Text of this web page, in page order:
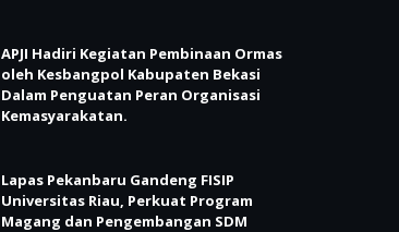
APJI Hadiri Kegiatan Pembinaan Ormas
oleh Kesbangpol Kabupaten Bekasi
Dalam Penguatan Peran Organisasi
Kemasyarakatan.
Lapas Pekanbaru Gandeng FISIP
Universitas Riau, Perkuat Program
Magang dan Pengembangan SDM